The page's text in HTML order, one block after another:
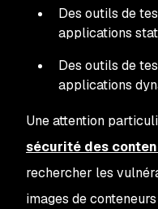
Des outils de
applications
Des outils de
applications
Une attention
sécurité des
rechercher les
images de